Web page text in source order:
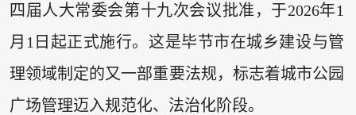
四届人大常委会第十九次会议批准，于2026年1
月1日起正式施行。这是毕节市在城乡建设与管
理领域制定的又一部重要法规，标志着城市公园
广场管理迈入规范化、法治化阶段。